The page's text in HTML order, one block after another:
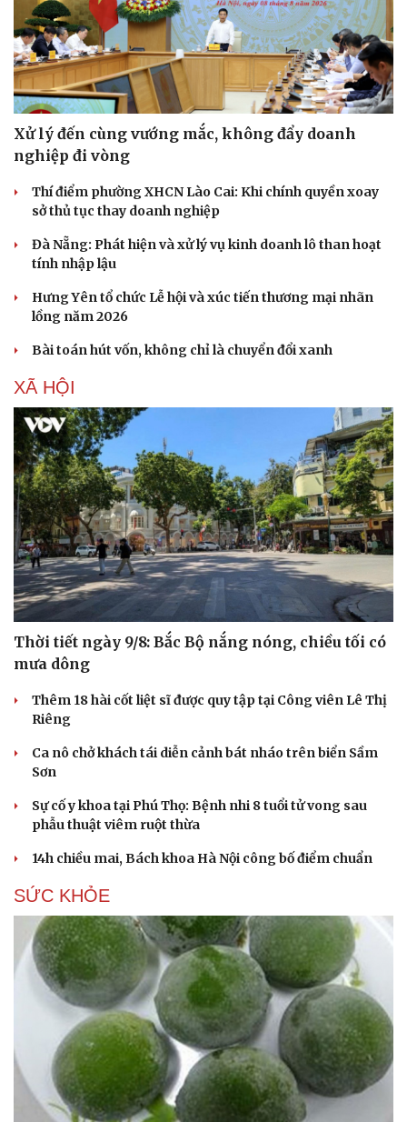
Văn hóa
Sân khấu - Điện ảnh
Văn học
Âm nhạc
Di sản
Giải trí
Nghệ sĩ
Thời trang
Xử lý đến cùng vướng mắc, không đẩy doanh
nghiệp đi vòng
Thí điểm phường XHCN Lào Cai: Khi chính quyền xoay
sở thủ tục thay doanh nghiệp
Đà Nẵng: Phát hiện và xử lý vụ kinh doanh lô than hoạt
tính nhập lậu
Hưng Yên tổ chức Lễ hội và xúc tiến thương mại nhãn
lồng năm 2026
Bài toán hút vốn, không chỉ là chuyển đổi xanh
XÃ HỘI
Thời tiết ngày 9/8: Bắc Bộ nắng nóng, chiều tối có
mưa dông
Thêm 18 hài cốt liệt sĩ được quy tập tại Công viên Lê Thị
Riêng
Ca nô chở khách tái diễn cảnh bát nháo trên biển Sầm
Sơn
Sự cố y khoa tại Phú Thọ: Bệnh nhi 8 tuổi tử vong sau
phẫu thuật viêm ruột thừa
14h chiều mai, Bách khoa Hà Nội công bố điểm chuẩn
SỨC KHỎE